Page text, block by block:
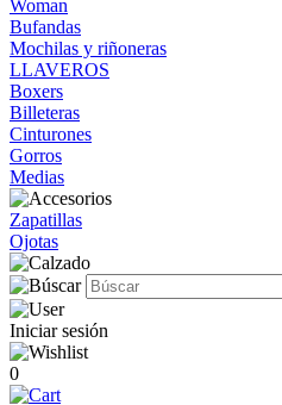
Woman
Bufandas
Mochilas y riñoneras
LLAVEROS
Boxers
Billeteras
Cinturones
Gorros
Medias
Zapatillas
Ojotas
Iniciar sesión
0